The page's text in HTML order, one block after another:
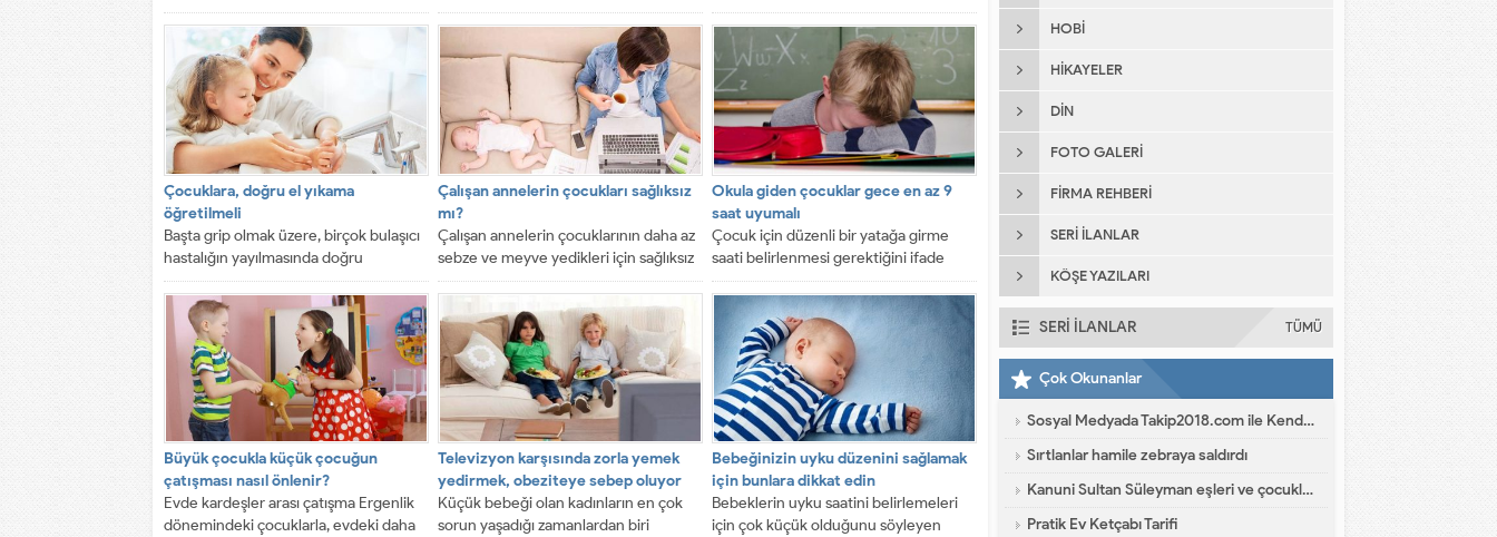
çocukların...
‘zekâ’ için kesin bir tarif...
Çocuklara, doğru el yıkama
öğretilmeli
Başta grip olmak üzere, birçok bulaşıcı
hastalığın yayılmasında doğru
yıkanmayan ellerin büyük rolü var.
Çalışan annelerin çocukları sağlıksız
mı?
Çalışan annelerin çocuklarının daha az
sebze ve meyve yedikleri için sağlıksız
beslendikleri belirtiliyor.
Okula giden çocuklar gece en az 9
saat uyumalı
Çocuk için düzenli bir yatağa girme
saati belirlenmesi gerektiğini ifade
eden Paksoy şu tavsiyelerde bulundu:
Büyük çocukla küçük çocuğun
çatışması nasıl önlenir?
Evde kardeşler arası çatışma Ergenlik
dönemindeki çocuklarla, evdeki daha
Televizyon karşısında zorla yemek
yedirmek, obeziteye sebep oluyor
Küçük bebeği olan kadınların en çok
sorun yaşadığı zamanlardan biri
Bebeğinizin uyku düzenini sağlamak
için bunlara dikkat edin
Bebeklerin uyku saatini belirlemeleri
için çok küçük olduğunu söyleyen
HOBI
HIKAYELER
DIN
FOTO GALERI
FIRMA REHBERI
SERI İLANLAR
KÖŞE YAZILARI
SERİ İLANLAR TÜMÜ
Çok Okunanlar
Sosyal Medyada Takip2018.com ile Kendi Dünyanı Yarat
Sırtlanlar hamile zebraya saldırdı
Kanuni Sultan Süleyman eşleri ve çocukları hakkında bilgi
Pratik Ev Ketçabı Tarifi